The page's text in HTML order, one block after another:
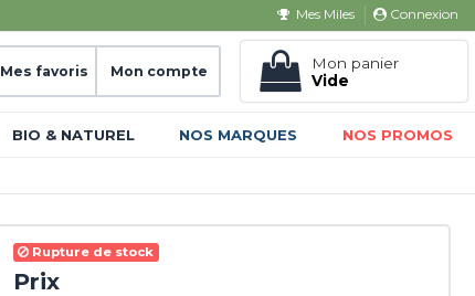
Mes Miles Connexion
Mes favoris Mon compte
Mon panier
Vide
BIO & NATUREL NOS MARQUES NOS PROMOS
Rupture de stock
Prix